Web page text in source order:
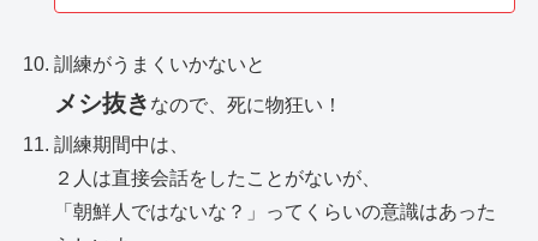
訓練がうまくいかないと
メシ抜き なので、死に物狂い！
訓練期間中は、
２人は直接会話をしたことがないが、
「朝鮮人ではないな？」ってくらいの意識はあった